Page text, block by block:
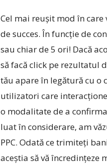
Cel mai reușit mod în care
de succes. În funcție de
sau chiar de 5 ori! Dacă
să facă click pe rezultatul
tău apare în legătură cu o
utilizatori care
o modalitate de a
luat în considerare, am
PPC. Odată ce trimiteți
aceștia să vă